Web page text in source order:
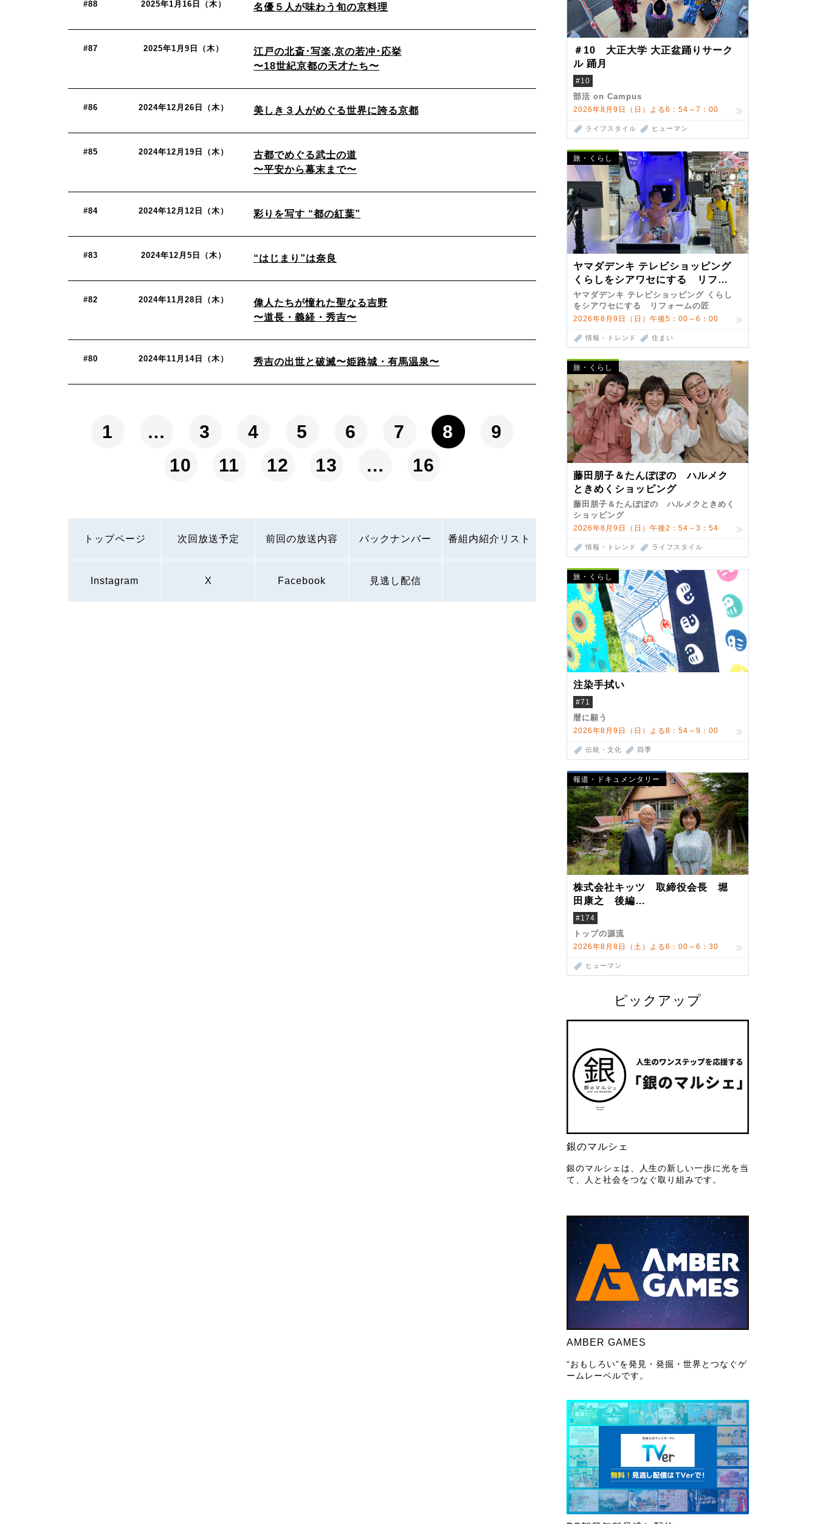
＃10 大正大学 大正盆踊りサーク
ル 踊月
#10
部活 on Campus
2026年8月9日（日）よる6：54～7：00
ライフスタイル ヒューマン
旅・くらし
ヤマダデンキ テレビショッピング
くらしをシアワセにする リフォ
ームの匠 第7弾
ヤマダデンキ テレビショッピング くらし
をシアワセにする リフォームの匠
2026年8月9日（日）午後5：00～6：00
情報・トレンド 住まい
旅・くらし
藤田朋子＆たんぽぽの ハルメク
ときめくショッピング
藤田朋子＆たんぽぽの ハルメクときめく
ショッピング
2026年8月9日（日）午後2：54～3：54
情報・トレンド ライフスタイル
旅・くらし
注染手拭い
#71
暦に願う
2026年8月9日（日）よる8：54～9：00
伝統・文化 四季
報道・ドキュメンタリー
株式会社キッツ 取締役会長 堀
田康之 後編
米国駐在でも浮かんだ八ヶ岳 山
小屋を営んだ父母
#174
トップの源流
2026年8月8日（土）よる6：00～6：30
ヒューマン
ピックアップ
銀のマルシェ
銀のマルシェは、人生の新しい一歩に光を当
て、人と社会をつなぐ取り組みです。
AMBER GAMES
“おもしろい”を発見・発掘・世界とつなぐゲ
ームレーベルです。
#88 2025年1月16日（木） 名優５人が味わう旬の京料理
#87 2025年1月9日（木）
江戸の北斎･写楽,京の若冲･応挙
〜18世紀京都の天才たち〜
#86 2024年12月26日（木） 美しき３人がめぐる世界に誇る京都
#85 2024年12月19日（木）
古都でめぐる武士の道
〜平安から幕末まで〜
#84 2024年12月12日（木） 彩りを写す “都の紅葉”
#83 2024年12月5日（木） “はじまり”は奈良
#82 2024年11月28日（木）
偉人たちが憧れた聖なる吉野
〜道長・義経・秀吉〜
#80 2024年11月14日（木） 秀吉の出世と破滅〜姫路城・有馬温泉〜
1 … 3 4 5 6 7 8
9
10
11 12 13 … 16
トップページ 次回放送予定 前回の放送内容 バックナンバー 番組内紹介リスト
Instagram X Facebook 見逃し配信